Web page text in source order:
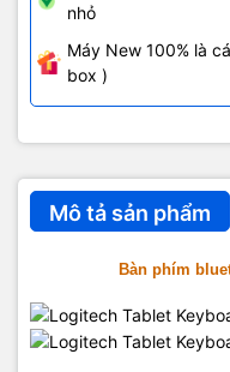
nhỏ
Máy New 100% là
box )
Mô tả sản phẩm
Bàn phím